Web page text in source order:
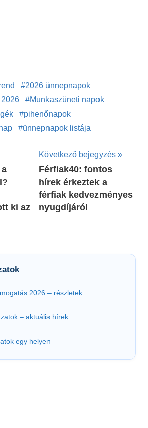
2026 ünnepnapok
Munkaszüneti napok
pihenőnapok
ünnepnapok listája
ki az
Következő bejegyzés
Férfiak40: fontos
hírek érkeztek a
férfiak kedvezményes
nyugdíjáról
2026 – részletek
– aktuális hírek
egy helyen